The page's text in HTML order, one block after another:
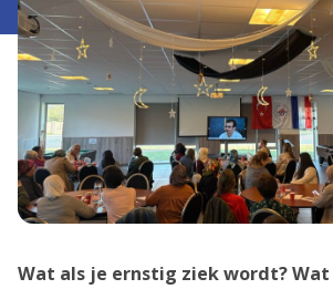
Wat als je ernstig ziek wordt?